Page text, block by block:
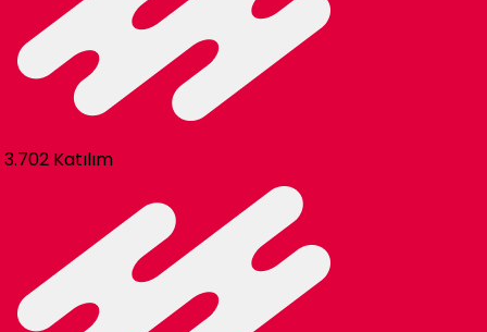
3.702 Katılım